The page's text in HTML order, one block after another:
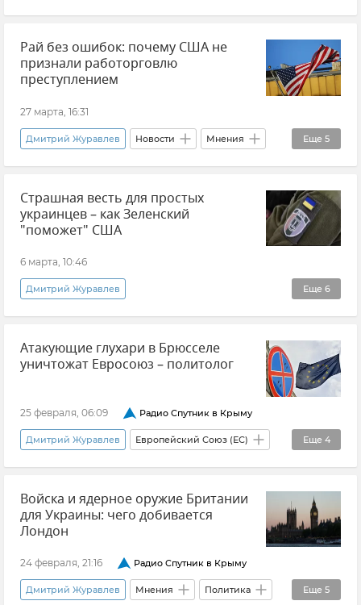
Эксклюзивы РИА Новости Крым Украина
Европейский Союз (ЕС) Политика
Мнения Россия
Рай без ошибок: почему США не
признали работорговлю
преступлением
27 марта, 16:31
Еще 5
Дмитрий Журавлев Новости Мнения
США ООН Политика
Генассамблея ООН
Эксклюзивы РИА Новости Крым
Страшная весть для простых
украинцев – как Зеленский
"поможет" США
6 марта, 10:46
Еще 6
Дмитрий Журавлев
Эксклюзивы РИА Новости Крым
ВСУ (Вооруженные силы Украины)
Атакующие глухари в Брюсселе
уничтожат Евросоюз – политолог
25 февраля, 06:09 Радио Спутник в Крыму
Еще 4
Дмитрий Журавлев Европейский Союз (ЕС)
Европа Мнения Политика
Внешняя политика
Войска и ядерное оружие Британии
для Украины: чего добивается
Лондон
24 февраля, 21:16 Радио Спутник в Крыму
Еще 5
Дмитрий Журавлев Мнения Политика